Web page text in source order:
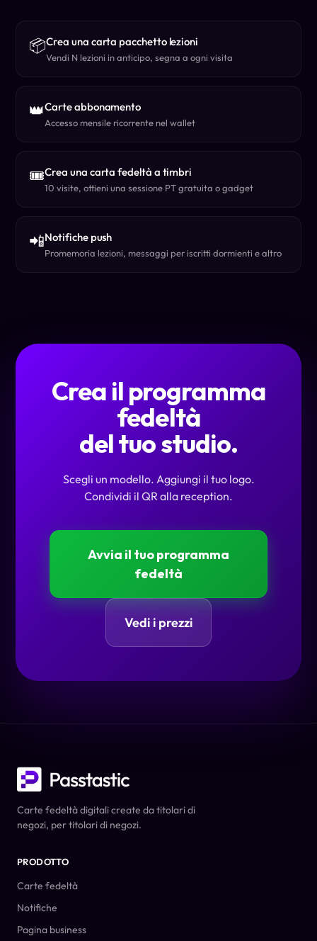
📦Crea una carta pacchetto lezioni
Vendi N lezioni in anticipo, segna a ogni visita
👑Carte abbonamento
Accesso mensile ricorrente nel wallet
🎟️Crea una carta fedeltà a timbri
10 visite, ottieni una sessione PT gratuita o gadget
📲Notifiche push
Promemoria lezioni, messaggi per iscritti dormienti e altro
Crea il programma
fedeltà
del tuo studio.
Scegli un modello. Aggiungi il tuo logo.
Condividi il QR alla reception.
Avvia il tuo programma
fedeltà
Vedi i prezzi
Carte fedeltà digitali create da titolari di
negozi, per titolari di negozi.
PRODOTTO
Carte fedeltà
Notifiche
Pagina business